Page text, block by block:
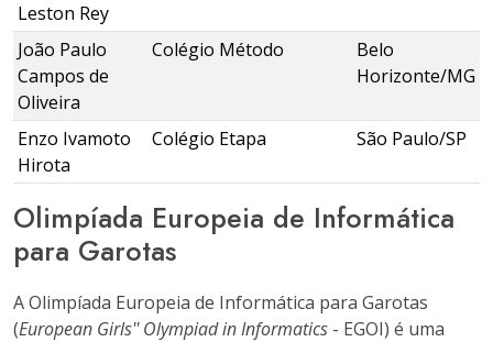
Leston Rey
João Paulo
Campos de
Oliveira
Colégio Método
Belo
Horizonte/MG
Enzo Ivamoto
Hirota
Colégio Etapa São Paulo/SP
Olimpíada Europeia de Informática
para Garotas
A Olimpíada Europeia de Informática para Garotas
(European Girls'' Olympiad in Informatics - EGOI) é uma